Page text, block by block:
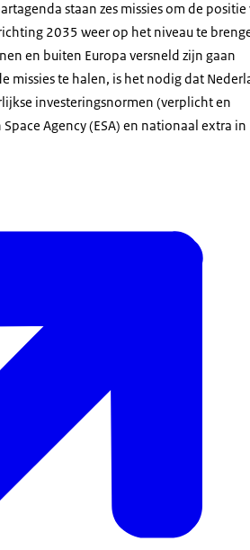
staan zes missies om de positie
2035 weer op het niveau te
en buiten Europa versneld zijn gaan
missies te halen, is het nodig dat
investeringsnormen (verplicht en
Agency (ESA) en nationaal extra in